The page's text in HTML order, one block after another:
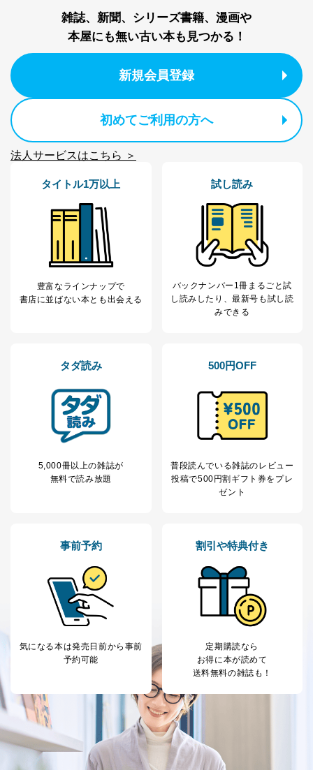
■NEWS & TOPICS
A&Cサービス
発泡スチレンシート工業会
■その他
業界ウォッチャーズ
包装タイムスダイジェスト
月刊非食品包装
購読申込書
広告索引
雑誌、新聞、シリーズ書籍、漫画や
本屋にも無い古い本も見つかる！
新規会員登録
初めてご利用の方へ
法人サービスはこちら ＞
タイトル1万以上
豊富なラインナップで
書店に並ばない本とも出会える
試し読み
バックナンバー1冊まるごと試
し読み したり、最新号も試し読
みできる
タダ読み
5,000冊以上の雑誌が
無料で読み放題
500円OFF
普段読んでいる雑誌のレビュー
投稿で500円割ギフト券をプレ
ゼント
事前予約
気になる本は発売日前から事前
予約可能
割引や特典付き
定期購読なら
お得に本が読めて
送料無料の雑誌も！